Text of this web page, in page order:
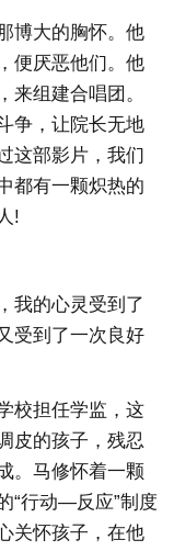
博大的胸怀。他
便厌恶他们。他
来组建合唱团。
争，让院长无地
这部影片，我们
都有一颗炽热的
!
我的心灵受到了
受到了一次良好
校担任学监，这
皮的孩子，残忍
。马修怀着一颗
“行动—反应”制度
关怀孩子，在他